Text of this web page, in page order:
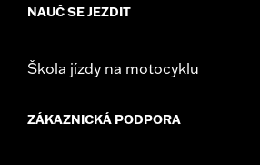
NAUČ SE JEZDIT
Škola jízdy na motocyklu
ZÁKAZNICKÁ PODPORA